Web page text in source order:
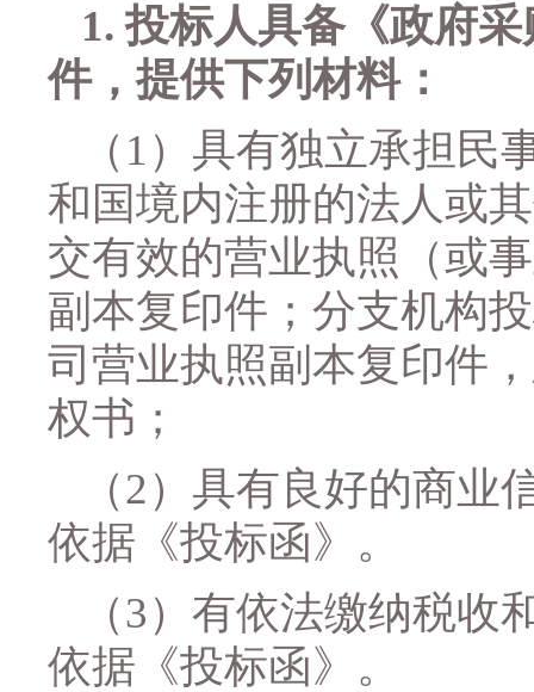
1.投标人具备《政府
件，提供下列材料：
（ 1）具有独立承担民
和国境内注册的法人或
交有效的营业执照（或
副本复印件；分支机构
司营业执照副本复印件
权书；
（2）具有良好的商业
依据《投标函》 。
（3）有依法缴纳税收
依据《投标函》 。